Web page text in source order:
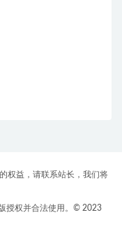
权益，请联系站长，我们将
授权并合法使用。© 2023